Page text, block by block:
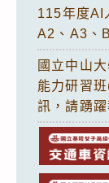
115年度AI
A2、A3、
國立中山
能力研習
訊，請踴躍